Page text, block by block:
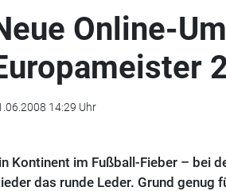
Online-
14:29 Uhr
Kontinent im Fußball-Fieber – bei
das runde Leder. Grund genug